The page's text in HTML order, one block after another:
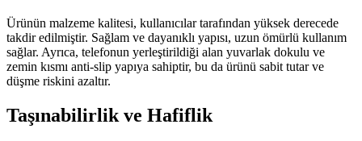
Ürünün malzeme kalitesi, kullanıcılar tarafından yüksek derecede
takdir edilmiştir. Sağlam ve dayanıklı yapısı, uzun ömürlü kullanım
sağlar. Ayrıca, telefonun yerleştirildiği alan yuvarlak dokulu ve
zemin kısmı anti-slip yapıya sahiptir, bu da ürünü sabit tutar ve
düşme riskini azaltır.
Taşınabilirlik ve Hafiflik